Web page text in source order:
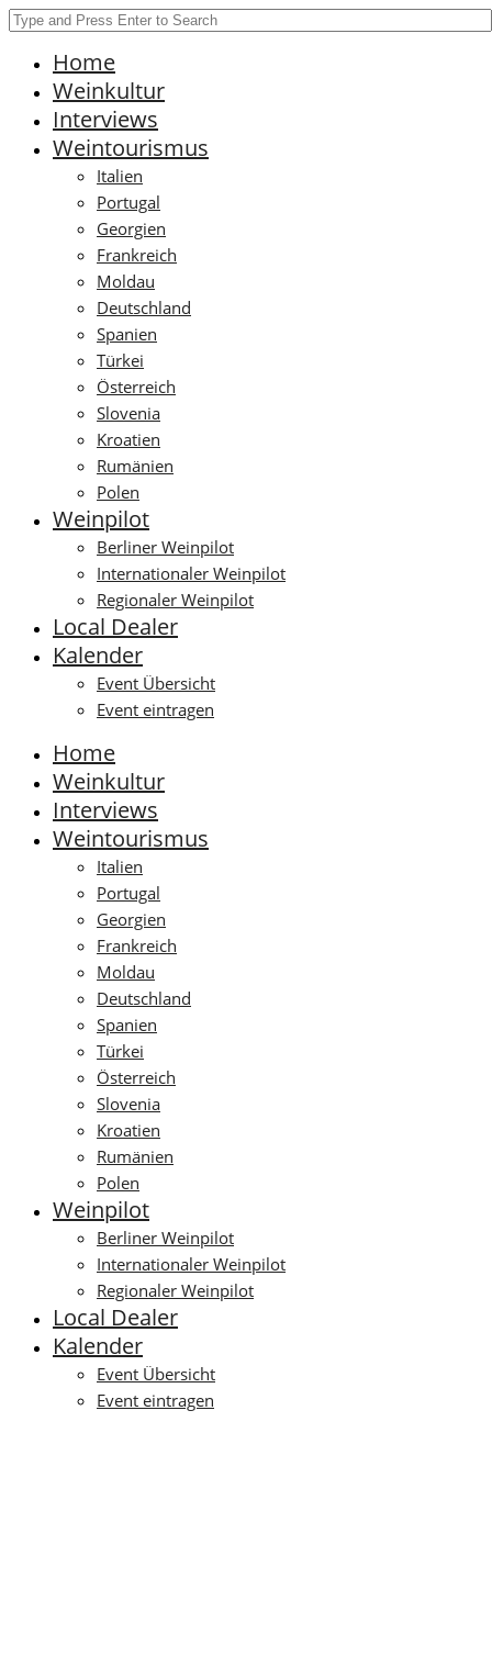
Home
Weinkultur
Interviews
Weintourismus
Italien
Portugal
Georgien
Frankreich
Moldau
Deutschland
Spanien
Türkei
Österreich
Slovenia
Kroatien
Rumänien
Polen
Weinpilot
Berliner Weinpilot
Internationaler Weinpilot
Regionaler Weinpilot
Local Dealer
Kalender
Event Übersicht
Event eintragen
Home
Weinkultur
Interviews
Weintourismus
Italien
Portugal
Georgien
Frankreich
Moldau
Deutschland
Spanien
Türkei
Österreich
Slovenia
Kroatien
Rumänien
Polen
Weinpilot
Berliner Weinpilot
Internationaler Weinpilot
Regionaler Weinpilot
Local Dealer
Kalender
Event Übersicht
Event eintragen